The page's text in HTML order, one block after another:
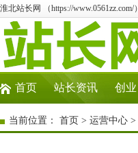
淮北站长网 （https://
首页 站长资讯 创业
当前位置： 首页 > 运营中心 >